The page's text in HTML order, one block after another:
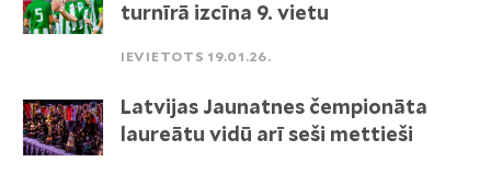
turnīrā izcīna 9. vietu
IEVIETOTS 19.01.26.
Latvijas Jaunatnes čempionāta
laureātu vidū arī seši mettieši